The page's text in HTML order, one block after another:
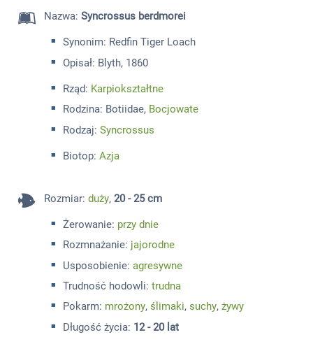
Nazwa:Syncrossus berdmorei
Synonim: Redfin Tiger Loach
Opisał: Blyth, 1860
Rząd: Karpiokształtne
Rodzina: Botiidae, Bocjowate
Rodzaj: Syncrossus
Biotop: Azja
Rozmiar:duży,20 - 25 cm
Żerowanie: przy dnie
Rozmnażanie: jajorodne
Usposobienie: agresywne
Trudność hodowli: trudna
Pokarm: mrożony, ślimaki, suchy, żywy
Długość życia: 12 - 20 lat